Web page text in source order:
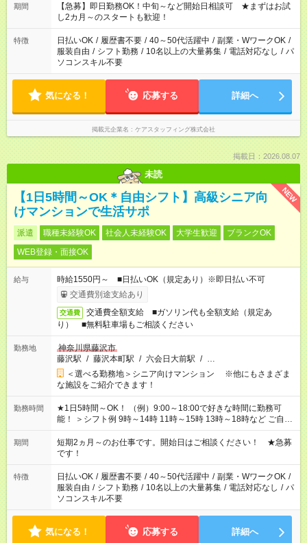
期間
【急募】即日勤務OK！中旬～など開始日相談可 ★まずはお試
し2カ月～のスタートも歓迎！
特徴 日払いOK / 履歴書不要 / 40～50代活躍中 / 副業・WワークOK /
服装自由 / シフト勤務 / 10名以上の大量募集 / 電話対応なし / パ
ソコンスキル不要
気になる！ 応募する 詳細へ
掲載元企業名 ケアスタッフィング株式会社
掲載日：2026.08.07
未読
NEW
【1日5時間～OK＊自由シフト】高級シニア向
けマンションで生活サポ
派遣 職種未経験OK 社会人未経験OK 大学生歓迎
ブランクOK
WEB登録・面接OK
給与
時給1550円～ ■日払いOK（規定あり）※即日払い不可
交通費別途支給あり
交通費
交通費全額支給 ■ガソリン代も全額支給（規定あ
り） ■無料駐車場もご相談ください
勤務地
神奈川県藤沢市
藤沢駅 / 藤沢本町駅 / 六会日大前駅 / …
＜選べる勤務地＞シニア向けマンション ※他にもさまざま
な施設をご紹介できます！
勤務時間
★1日5時間～OK！ （例）9:00～18:00で好きな時間に勤務可
能！ ＞シフト例 9時～14時 11時～15時 13時～18時など ご自身
のご都合に合わせて勤務時間をご相談ください！ ★家庭の都合
でお休みや時間の調整が必要な場合も遠慮なくご相談くださ
い。
期間
短期2ヵ月～のお仕事です。開始日はご相談ください！ ★急募
です！
特徴 日払いOK / 履歴書不要 / 40～50代活躍中 / 副業・WワークOK /
服装自由 / シフト勤務 / 10名以上の大量募集 / 電話対応なし / パ
ソコンスキル不要
気になる！ 応募する 詳細へ